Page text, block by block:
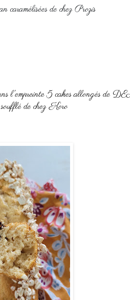
caramélisées de chez Prozis
l'empreinte 5 cakes allongés
soufflé de chez Koro